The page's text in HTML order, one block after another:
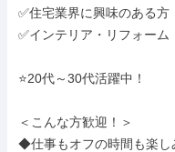
✅住宅業界に興味のある方
✅インテリア・リフォー
⭐20代～30代活躍中！
＜こんな方歓迎！＞
◆仕事もオフの時間も楽し